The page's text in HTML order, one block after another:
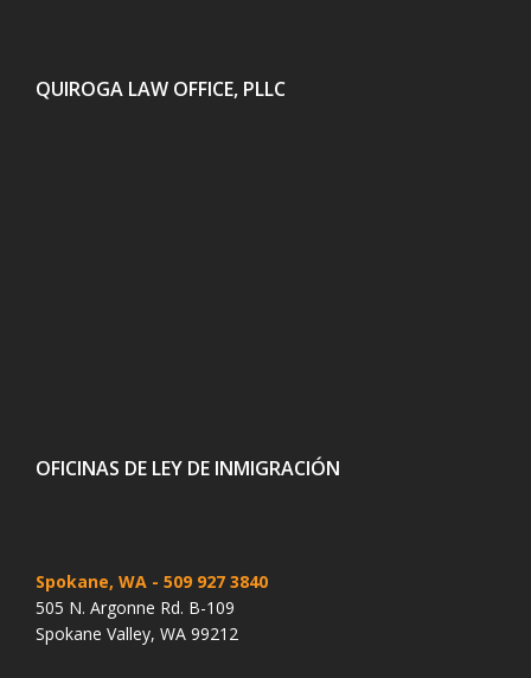
QUIROGA LAW OFFICE, PLLC
OFICINAS DE LEY DE INMIGRACIÓN
Spokane, WA - 509 927 3840
505 N. Argonne Rd. B-109
Spokane Valley, WA 99212